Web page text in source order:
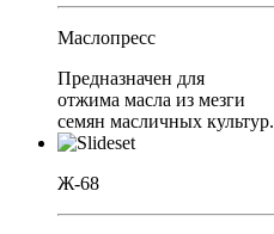
Маслопресс
Предназначен для
отжима масла из мезги
семян масличных культур.
Ж-68